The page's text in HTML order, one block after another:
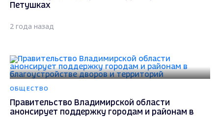
Петушках
2 года назад
ОБЩЕСТВО
Правительство Владимирской области
анонсирует поддержку городам и районам в